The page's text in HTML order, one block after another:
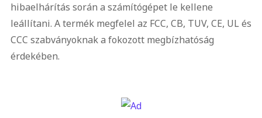
hibaelhárítás során a számítógépet le kellene
leállítani. A termék megfelel az FCC, CB, TUV, CE, UL és
CCC szabványoknak a fokozott megbízhatóság
érdekében.